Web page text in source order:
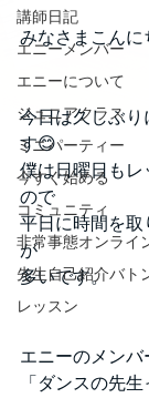
講師日記
エニーメンバー
エニーについて
ジュニアクラス
ミニパーティー
今すぐ始める
コミュニティ
非常事態オンライ
先生自己紹介バト
レッスン
みなさまこんに
今日は久しぶり
す😊
僕は日曜日もレ
ので
平日に時間を取
が
多いです。
エニーのメンバ
「ダンスの先